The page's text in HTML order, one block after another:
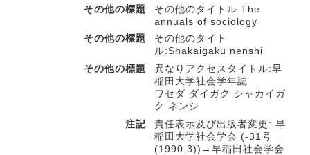
その他の標題
その他のタイトル:The
annuals of sociology
その他の標題
その他のタイト
ル:Shakaigaku nenshi
その他の標題
異なりアクセスタイトル:早
稲田大学社会学年誌
ワセダ ダイガク シャカイガ
ク ネンシ
注記
責任表示及び出版者変更: 早
稲田大学社会学会 (-31号
(1990.3))→早稲田社会学会